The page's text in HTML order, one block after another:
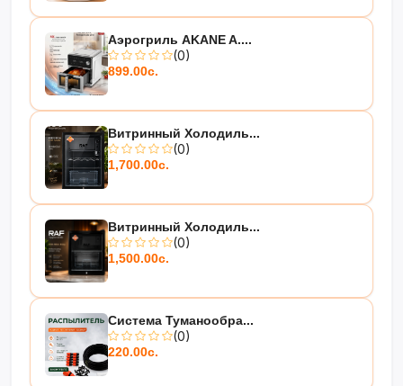
Аэрогриль AKANE A....
(0)
899.00с.
Витринный Холодиль...
(0)
1,700.00с.
Витринный Холодиль...
(0)
1,500.00с.
Система Туманообра...
(0)
220.00с.